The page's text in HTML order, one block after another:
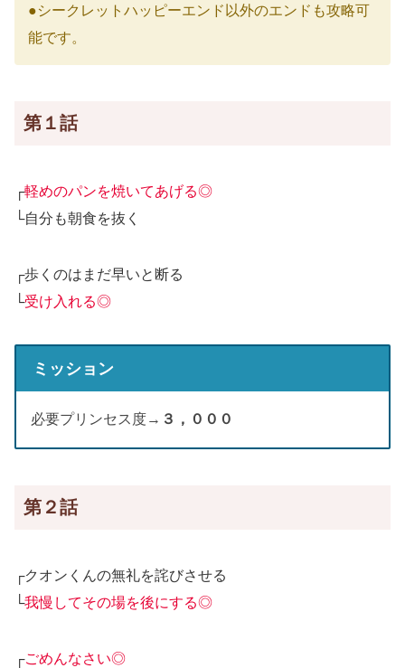
●シークレットハッピーエンド以外のエンドも攻略可
能です。
第１話
┌軽めのパンを焼いてあげる◎
└自分も朝食を抜く
┌歩くのはまだ早いと断る
└受け入れる◎
ミッション
必要プリンセス度→ ３，０００
第２話
┌クオンくんの無礼を詫びさせる
└我慢してその場を後にする◎
┌ごめんなさい◎